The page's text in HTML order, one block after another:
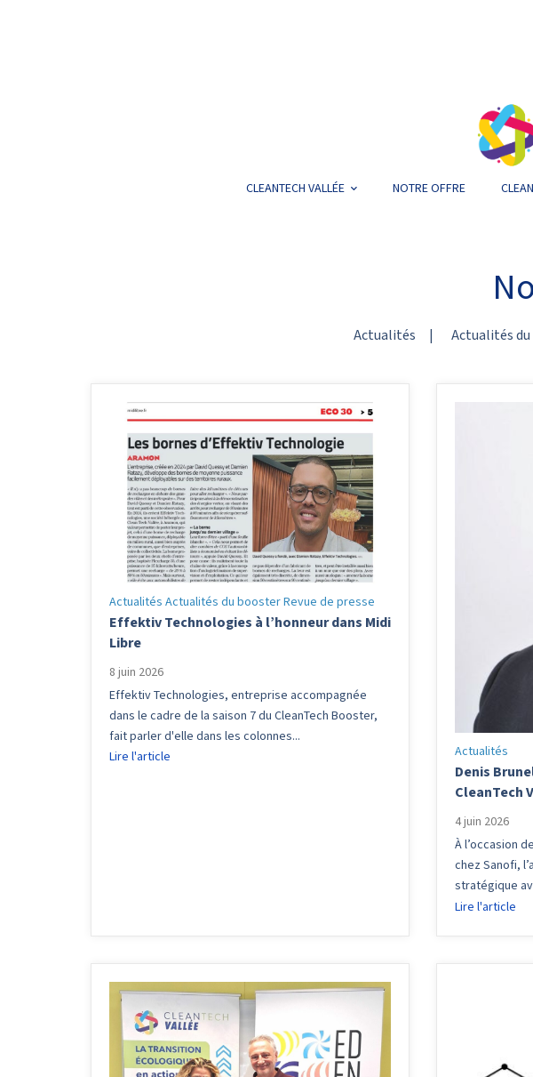
CLEANTECH VALLÉE NOTRE OFFRE
Actualités Actualités
Actualités Actualités du boosterRevue de presse
Effektiv Technologies à l’honneur dans Midi
Libre
8 juin 2026
Effektiv Technologies, entreprise accompagnée
dans le cadre de la saison 7 du CleanTech Booster,
fait parler d'elle dans les colonnes...
Lire l'article
Actualités
Denis
CleanTech
4 juin 2026
À l’occasion
chez Sanofi,
stratégique
Lire l'article